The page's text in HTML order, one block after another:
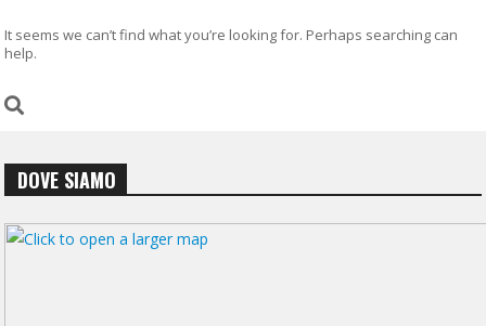
It seems we can’t find what you’re looking for. Perhaps searching can
help.
DOVE SIAMO